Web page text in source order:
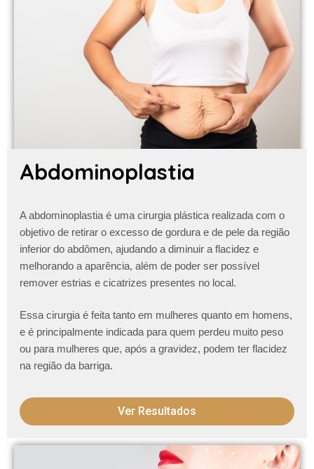
Abdominoplastia
A abdominoplastia é uma cirurgia plástica realizada com o
objetivo de retirar o excesso de gordura e de pele da região
inferior do abdômen, ajudando a diminuir a flacidez e
melhorando a aparência, além de poder ser possível
remover estrias e cicatrizes presentes no local.
Essa cirurgia é feita tanto em mulheres quanto em homens,
e é principalmente indicada para quem perdeu muito peso
ou para mulheres que, após a gravidez, podem ter flacidez
na região da barriga.
Ver Resultados